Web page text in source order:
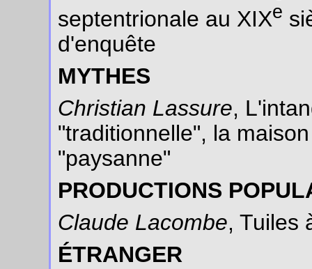
septentrionale au XIXe
d'enquête
MYTHES
Christian Lassure,
"traditionnelle", la
"paysanne"
PRODUCTIONS
Claude Lacombe, Tuiles
ÉTRANGER